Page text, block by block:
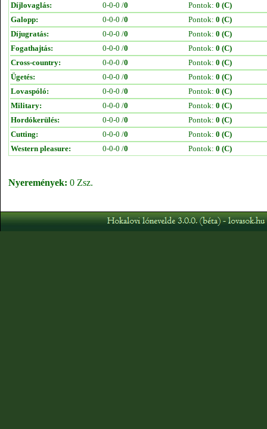
Díjlovaglás:
0-0-0 /0 Pontok: 0 (C)
Galopp:
0-0-0 /0 Pontok: 0 (C)
Díjugratás:
0-0-0 /0 Pontok: 0 (C)
Fogathajtás:
0-0-0 /0 Pontok: 0 (C)
Cross-country:
0-0-0 /0 Pontok: 0 (C)
Ügetés:
0-0-0 /0 Pontok: 0 (C)
Lovaspóló:
0-0-0 /0 Pontok: 0 (C)
Military:
0-0-0 /0 Pontok: 0 (C)
Hordókerülés:
0-0-0 /0 Pontok: 0 (C)
Cutting:
0-0-0 /0 Pontok: 0 (C)
Western pleasure:
0-0-0 /0 Pontok: 0 (C)
Nyeremények: 0 Zsz.